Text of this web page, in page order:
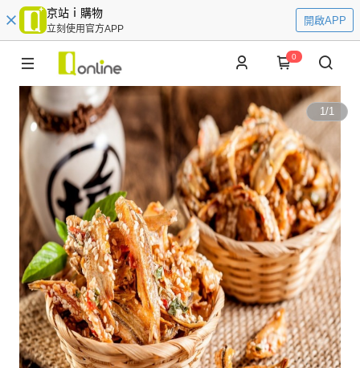
京站ｉ購物
立刻使用官方APP
開啟APP
0
1/1